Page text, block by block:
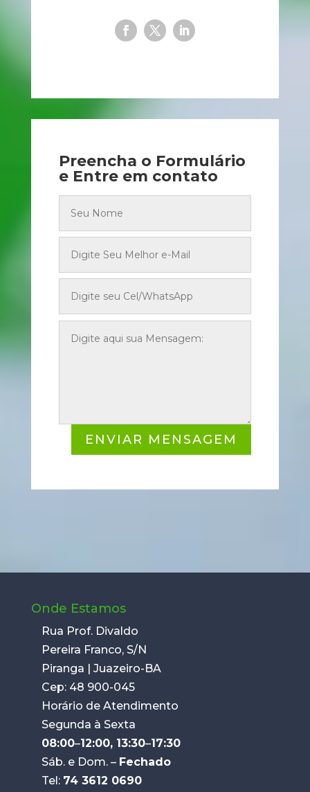
Preencha o Formulário
e Entre em contato
ENVIAR MENSAGEM
Onde Estamos
Rua Prof. Divaldo
Pereira Franco, S/N
Piranga | Juazeiro-BA
Cep: 48 900-045
Horário de Atendimento
Segunda à Sexta
08:00–12:00, 13:30–17:30
Sáb. e Dom. – Fechado
Tel: 74 3612 0690